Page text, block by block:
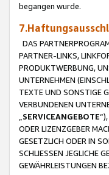
begangen wurde.
DAS
PARTNER-LINKS,
PRODUKTWERBUNG,
UNTERNEHMEN
TEXTE UND SONSTIGE
VERBUNDENEN
SERVICEANGEBOTE
ODER LIZENZGEBER
GESETZLICH ODER IN
SCHLIESSEN JEGLICHE
GEWÄHRLEISTUNGEN